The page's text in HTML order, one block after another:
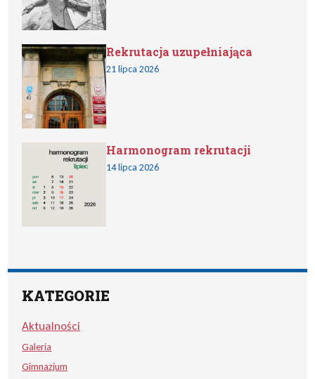
Rekrutacja uzupełniająca
21 lipca 2026
Harmonogram rekrutacji
14 lipca 2026
KATEGORIE
Aktualności
Galeria
Gimnazjum